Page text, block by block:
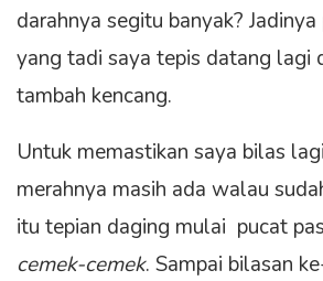
darahnya segitu banyak?
yang tadi saya tepis datang lagi
tambah kencang.
Untuk memastikan saya bilas
merahnya masih ada walau
itu tepian daging mulai pucat
cemek-cemek. Sampai bilasan